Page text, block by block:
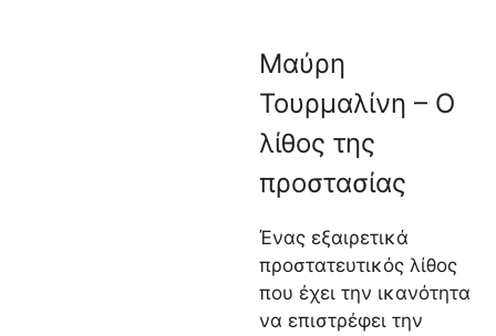
Μαύρη
Τουρμαλίνη – Ο
λίθος της
προστασίας
Ένας εξαιρετικά
προστατευτικός λίθος
που έχει την ικανότητα
να επιστρέφει την